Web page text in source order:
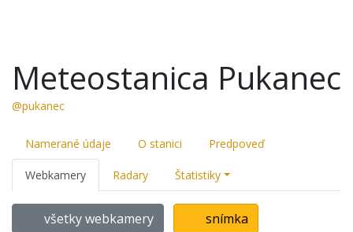
Meteostanica Pukanec
@pukanec
Namerané údaje O stanici Predpoveď
Webkamery Radary Štatistiky
všetky webkamery snímka